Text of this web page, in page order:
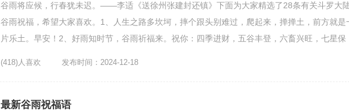
谷雨将应候，行春犹未迟。——李适《送徐州张建封还镇》下面为大家精选了28条有关斗罗大
谷雨祝福，希望大家喜欢。1、人生之路多坎坷，摔个跟头别难过，爬起来，掸掸土，前方就是
片乐土。早安！2、好雨知时节，谷雨祈福来。祝你：四季进财，五谷丰登，六畜兴旺，七星保
(418)人喜欢 发布时间：2024-12-18
最新谷雨祝福语